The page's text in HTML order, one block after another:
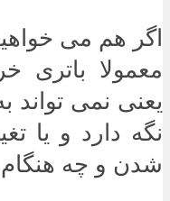
اگر هم می
معمولا باتری
یعنی نمی تواند
نگه دارد و یا
شدن و چه هنگام